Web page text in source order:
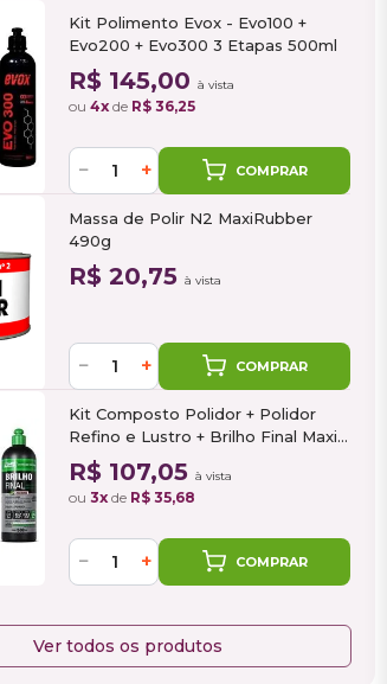
Kit Polimento Evox - Evo100 +
Evo200 + Evo300 3 Etapas 500ml
R$ 145,00 à vista
ou 4x de R$ 36,25
− + COMPRAR
Massa de Polir N2 MaxiRubber
490g
R$ 20,75 à vista
− + COMPRAR
Kit Composto Polidor + Polidor
Refino e Lustro + Brilho Final Maxi
Rubber
R$ 107,05 à vista
ou 3x de R$ 35,68
− + COMPRAR
Ver todos os produtos